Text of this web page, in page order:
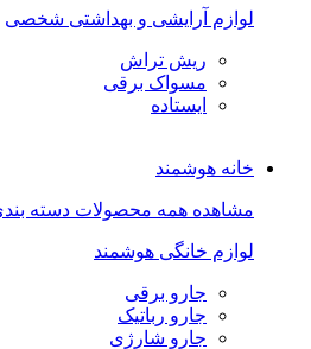
لوازم آرایشی و بهداشتی شخصی
ریش تراش
مسواک برقی
ایستاده
خانه هوشمند
مشاهده همه محصولات دسته بندی
لوازم خانگی هوشمند
جارو برقی
جارو رباتیک
جارو شارژی